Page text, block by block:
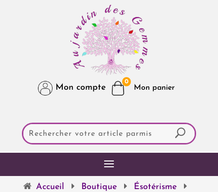
Mon compte
0
Accueil Boutique
Ésotérisme